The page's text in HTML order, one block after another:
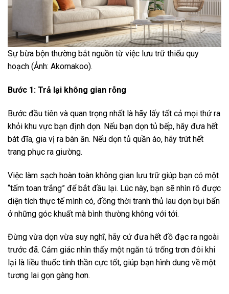
Sự bừa bộn thường bắt nguồn từ việc lưu trữ thiếu quy
hoạch (Ảnh: Akomakoo).
Bước 1: Trả lại không gian rỗng
Bước đầu tiên và quan trọng nhất là hãy lấy tất cả mọi thứ ra
khỏi khu vực bạn định dọn. Nếu bạn dọn tủ bếp, hãy đưa hết
bát đĩa, gia vị ra bàn ăn. Nếu dọn tủ quần áo, hãy trút hết
trang phục ra giường.
Việc làm sạch hoàn toàn không gian lưu trữ giúp bạn có một
“tấm toan trắng” để bắt đầu lại. Lúc này, bạn sẽ nhìn rõ được
diện tích thực tế mình có, đồng thời tranh thủ lau dọn bụi bẩn
ở những góc khuất mà bình thường không với tới.
Đừng vừa dọn vừa suy nghĩ, hãy cứ đưa hết đồ đạc ra ngoài
trước đã. Cảm giác nhìn thấy một ngăn tủ trống trơn đôi khi
lại là liều thuốc tinh thần cực tốt, giúp bạn hình dung về một
tương lai gọn gàng hơn.